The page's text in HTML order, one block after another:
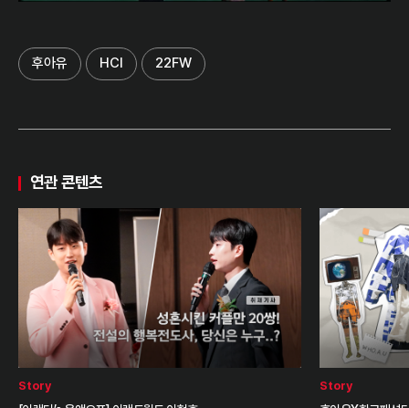
후아유 HCI 22FW
연관 콘텐츠
Story Story